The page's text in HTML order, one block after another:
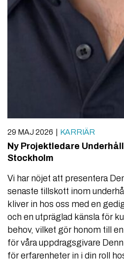
29 MAJ 2026 KARRIÄR
Ny Projektledare
Stockholm
Vi har nöjet att presentera
senaste tillskott inom
kliver in hos oss med en
och en utpräglad känsla för
behov, vilket gör honom till
för våra uppdragsgivare
för erfarenheter in i din roll